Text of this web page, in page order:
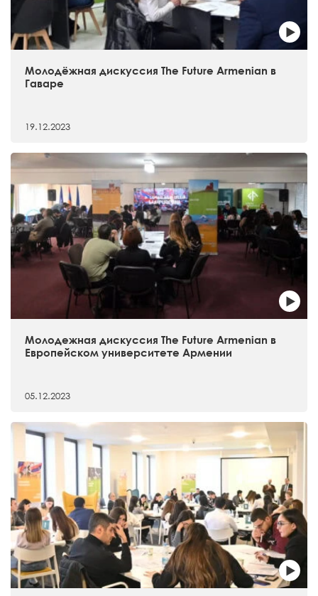
Молодёжная дискуссия The Future Armenian в
Гаваре
19.12.2023
Молодежная дискуссия The Future Armenian в
Европейском университете Армении
05.12.2023